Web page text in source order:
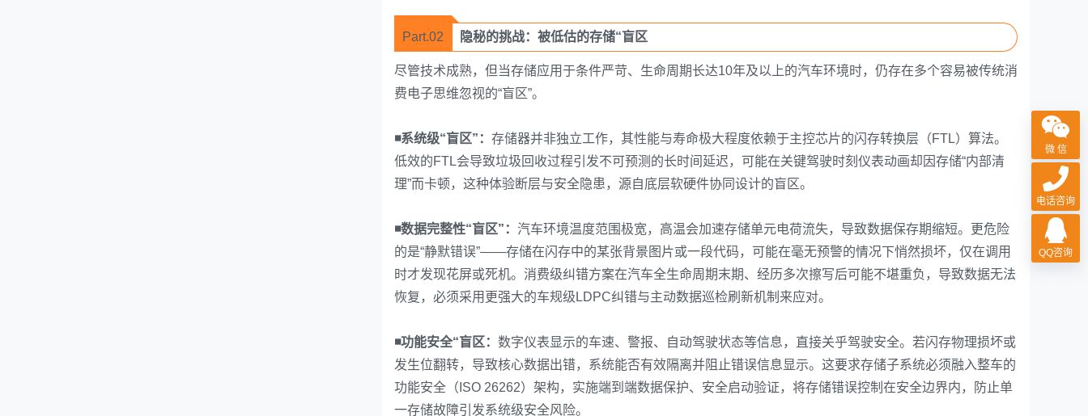
Part.02 隐秘的挑战：被低估的存储“盲区
尽管技术成熟，但当存储应用于条件严苛、生命周期长达10年及以上的汽车环境时，仍存在多个容易被传统消
费电子思维忽视的“盲区”。
◾系统级“盲区”： 存储器并非独立工作，其性能与寿命极大程度依赖于主控芯片的闪存转换层（FTL）算法。
低效的FTL会导致垃圾回收过程引发不可预测的长时间延迟，可能在关键驾驶时刻仪表动画却因存储“内部清
理”而卡顿，这种体验断层与安全隐患，源自底层软硬件协同设计的盲区。
◾数据完整性“盲区”： 汽车环境温度范围极宽，高温会加速存储单元电荷流失，导致数据保存期缩短。更危险
的是“静默错误”——存储在闪存中的某张背景图片或一段代码，可能在毫无预警的情况下悄然损坏，仅在调用
时才发现花屏或死机。消费级纠错方案在汽车全生命周期末期、经历多次擦写后可能不堪重负，导致数据无法
恢复，必须采用更强大的车规级LDPC纠错与主动数据巡检刷新机制来应对。
◾功能安全“盲区： 数字仪表显示的车速、警报、自动驾驶状态等信息，直接关乎驾驶安全。若闪存物理损坏或
发生位翻转，导致核心数据出错，系统能否有效隔离并阻止错误信息显示。这要求存储子系统必须融入整车的
功能安全（ISO 26262）架构，实施端到端数据保护、安全启动验证，将存储错误控制在安全边界内，防止单
一存储故障引发系统级安全风险。
微 信
电话咨询
QQ咨询